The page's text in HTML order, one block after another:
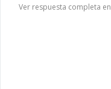
Ver respuesta completa